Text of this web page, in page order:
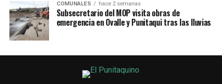
COMUNALES hace 2 semanas
Subsecretario del MOP visita obras de
emergencia en Ovalle y Punitaqui tras las lluvias